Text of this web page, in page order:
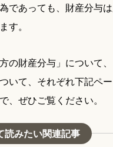
であっても、財産分与
す。
の財産分与」について
いて、それぞれ下記ペ
、ぜひご覧ください。
読みたい関連記事